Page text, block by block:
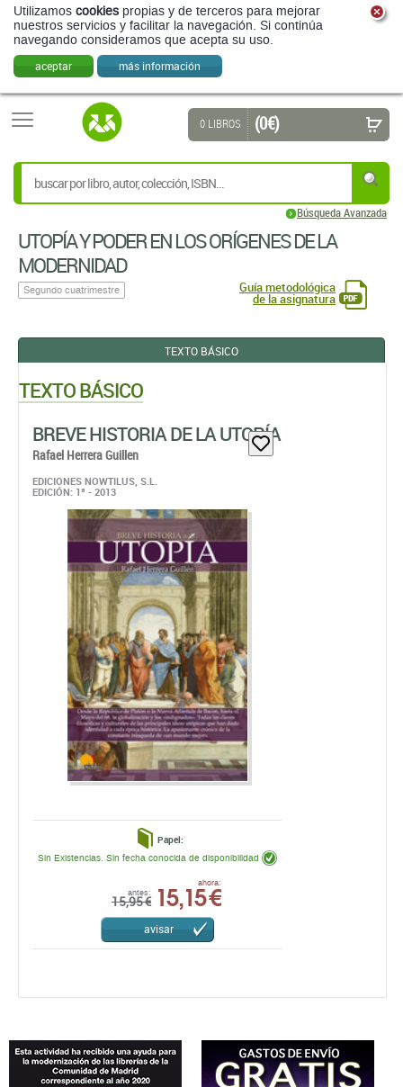
Utilizamos cookies propias y de terceros para mejorar
nuestros servicios y facilitar la navegación. Si continúa
navegando consideramos que acepta su uso.
aceptar más información
Búsqueda Avanzada
0 LIBROS (0 €)
UTOPÍA Y PODER EN LOS ORÍGENES DE LA
MODERNIDAD
Segundo cuatrimestre Guía metodológica
de la asignatura
TEXTO BÁSICO
TEXTO BÁSICO
BREVE HISTORIA DE LA UTOPÍA
Rafael Herrera Guillen
EDICIONES NOWTILUS, S.L.
EDICIÓN: 1ª - 2013
Papel:
antes:
15,95 €
ahora:
15,15 €
Sin Existencias. Sin fecha conocida de disponibilidad
avisar